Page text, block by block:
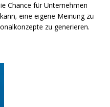
Chance für Unternehmen
eine eigene Meinung zu
zu generieren.